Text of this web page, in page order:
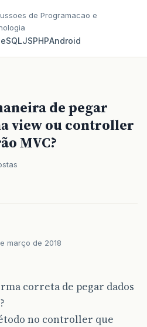
de Programacao e
SQLJSPHPAndroid
de pegar
view ou controller
MVC?
março de 2018
correta de pegar dados
no controller que